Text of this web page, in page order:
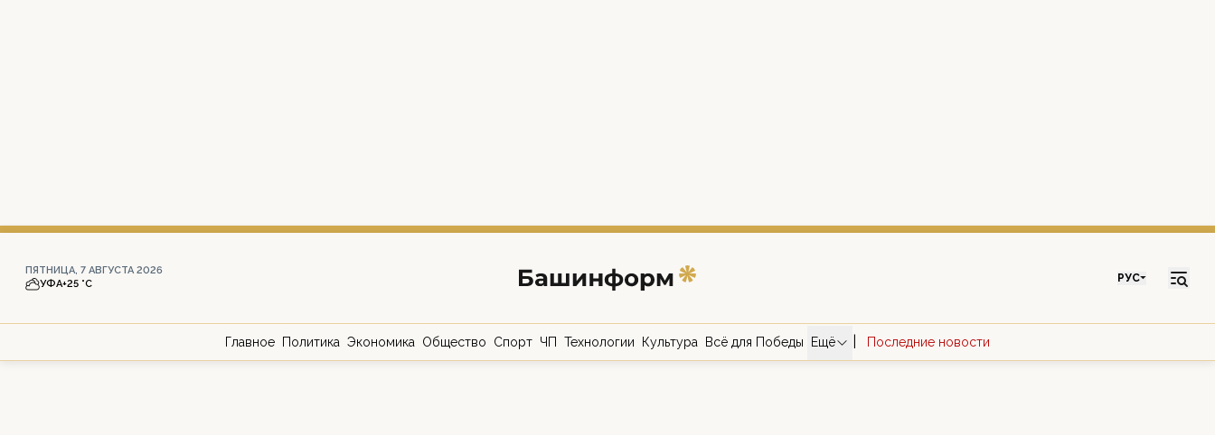
ПЯТНИЦА, 7 АВГУСТА 2026
УФА+25 °С РУС
Главное Политика Экономика Общество Спорт ЧП Технологии Культура Всё для Победы Ещё Последние новости